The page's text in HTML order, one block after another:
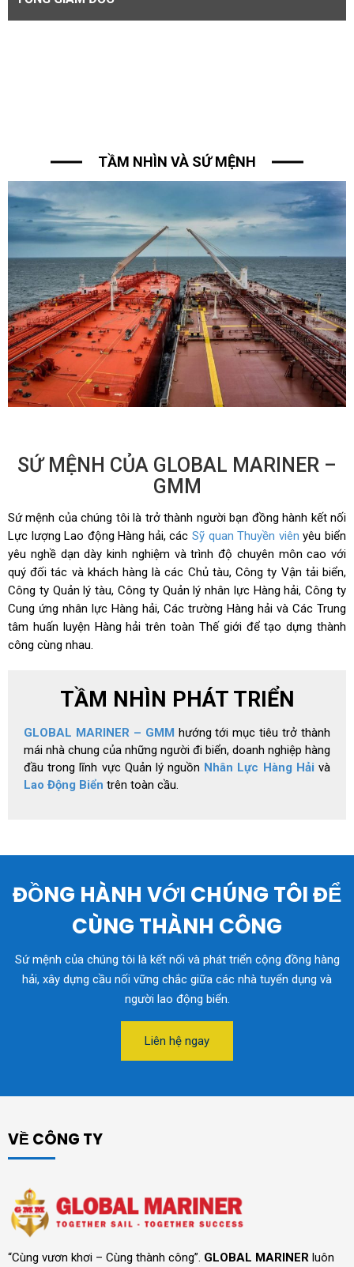
TẦM NHÌN VÀ SỨ MỆNH
SỨ MỆNH CỦA GLOBAL MARINER –
GMM
Sứ mệnh của chúng tôi là trở thành người bạn đồng hành kết nối
Lực lượng Lao động Hàng hải, cácSỹ quan Thuyền viên yêu biển
yêu nghề dạn dày kinh nghiệm và trình độ chuyên môn cao với
quý đối tác và khách hàng là các Chủ tàu, Công ty Vận tải biển,
Công ty Quản lý tàu, Công ty Quản lý nhân lực Hàng hải, Công ty
Cung ứng nhân lực Hàng hải, Các trường Hàng hải và Các Trung
tâm huấn luyện Hàng hải trên toàn Thế giới để tạo dựng thành
công cùng nhau.
TẦM NHÌN PHÁT TRIỂN
GLOBAL MARINER – GMM hướng tới mục tiêu trở thành
mái nhà chung của những người đi biển, doanh nghiệp hàng
đầu trong lĩnh vực Quản lý nguồn Nhân Lực Hàng Hải và
Lao Động Biển trên toàn cầu.
ĐỒNG HÀNH VỚI CHÚNG TÔI ĐỂ
CÙNG THÀNH CÔNG
Sứ mệnh của chúng tôi là kết nối và phát triển cộng đồng hàng
hải, xây dựng cầu nối vững chắc giữa các nhà tuyển dụng và
người lao động biển.
Liên hệ ngay
VỀ CÔNG TY
“Cùng vươn khơi – Cùng thành công”. GLOBAL MARINER luôn